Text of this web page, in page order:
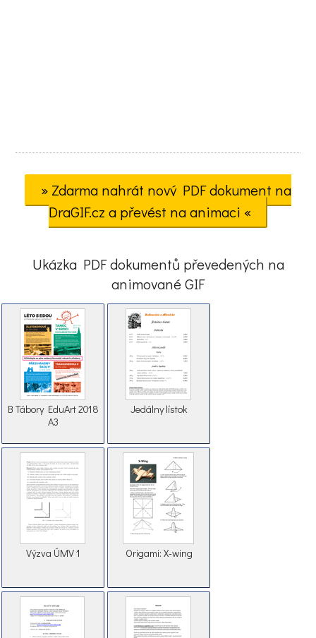
» Zdarma nahrát nový PDF dokument na
DraGIF.cz a převést na animaci «
Ukázka PDF dokumentů převedených na
animované GIF
B Tábory EduArt 2018
A3
Jedálny lístok
Výzva ÚMV 1 Origami: X-wing